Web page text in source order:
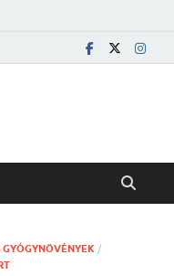
GYÓGYNÖVÉNYEK /